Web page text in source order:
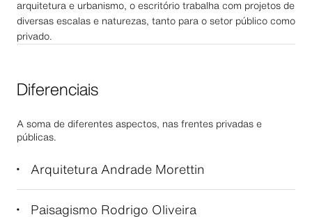
arquitetura e urbanismo, o escritório trabalha com projetos de
diversas escalas e naturezas, tanto para o setor público como
privado.
Diferenciais
A soma de diferentes aspectos, nas frentes privadas e
públicas.
Arquitetura Andrade Morettin
Paisagismo Rodrigo Oliveira